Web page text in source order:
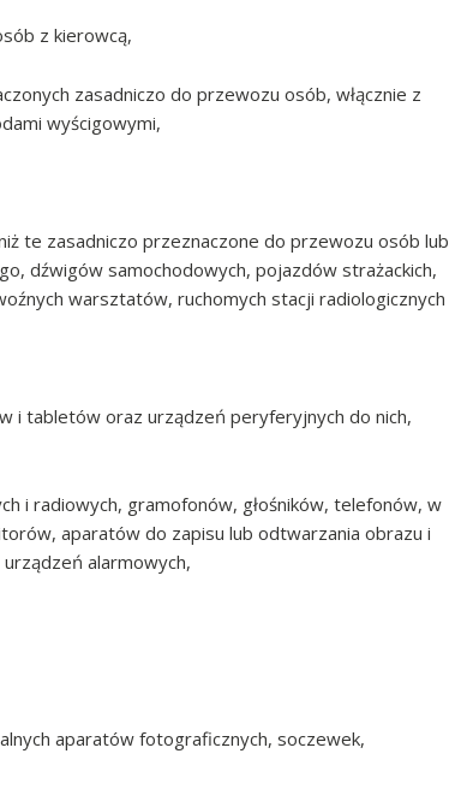
z kierowcą,
zasadniczo do przewozu osób, włącznie z
wyścigowymi,
te zasadniczo przeznaczone do przewozu osób lub
dźwigów samochodowych, pojazdów strażackich,
warsztatów, ruchomych stacji radiologicznych
i tabletów oraz urządzeń peryferyjnych do nich,
i radiowych, gramofonów, głośników, telefonów, w
aparatów do zapisu lub odtwarzania obrazu i
alarmowych,
aparatów fotograficznych, soczewek,